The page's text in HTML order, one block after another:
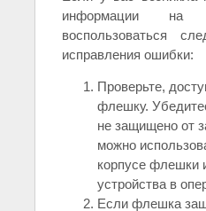
информации на
воспользоваться
исправления ошибки:
Проверьте,
флешку.
не защищено от
можно
корпусе флешки
устройства в
Если флешка